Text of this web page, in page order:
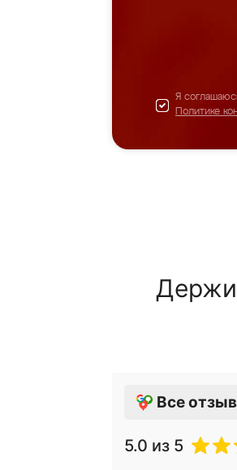
Я
Политике
Все
5.0 из 5